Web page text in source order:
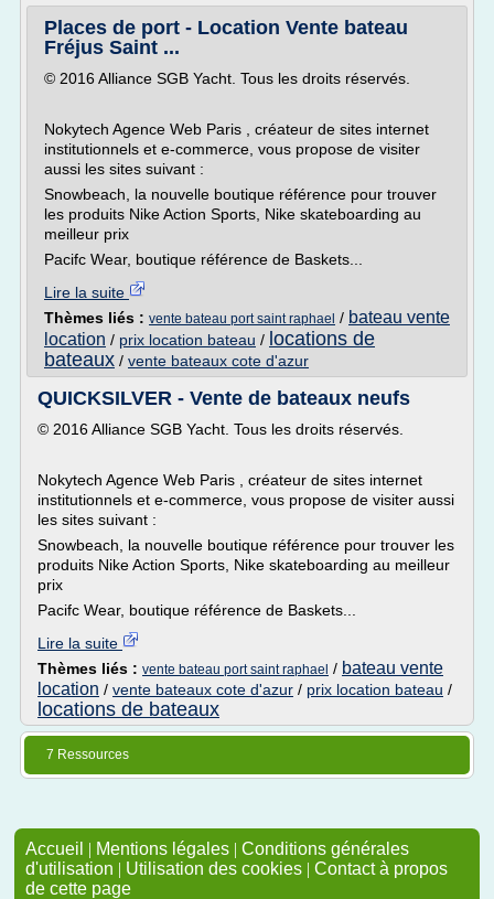
Places de port - Location Vente bateau
Fréjus Saint ...
© 2016 Alliance SGB Yacht. Tous les droits réservés.
Nokytech Agence Web Paris , créateur de sites internet
institutionnels et e-commerce, vous propose de visiter
aussi les sites suivant :
Snowbeach, la nouvelle boutique référence pour trouver
les produits Nike Action Sports, Nike skateboarding au
meilleur prix
Pacifc Wear, boutique référence de Baskets...
Lire la suite
Thèmes liés : vente bateau port saint raphael / bateau vente
location / prix location bateau / locations de
bateaux / vente bateaux cote d'azur
QUICKSILVER - Vente de bateaux neufs
© 2016 Alliance SGB Yacht. Tous les droits réservés.
Nokytech Agence Web Paris , créateur de sites internet
institutionnels et e-commerce, vous propose de visiter aussi
les sites suivant :
Snowbeach, la nouvelle boutique référence pour trouver les
produits Nike Action Sports, Nike skateboarding au meilleur
prix
Pacifc Wear, boutique référence de Baskets...
Lire la suite
Thèmes liés : vente bateau port saint raphael / bateau vente
location / vente bateaux cote d'azur / prix location bateau /
locations de bateaux
7 Ressources
Accueil | Mentions légales | Conditions générales
d'utilisation | Utilisation des cookies | Contact à propos
de cette page